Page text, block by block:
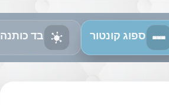
ספוג קונטור בד כותנה